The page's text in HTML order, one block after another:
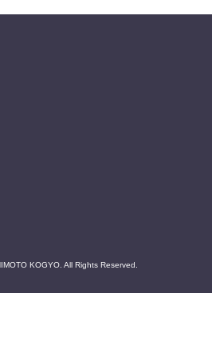
KOGYO. All Rights Reserved.